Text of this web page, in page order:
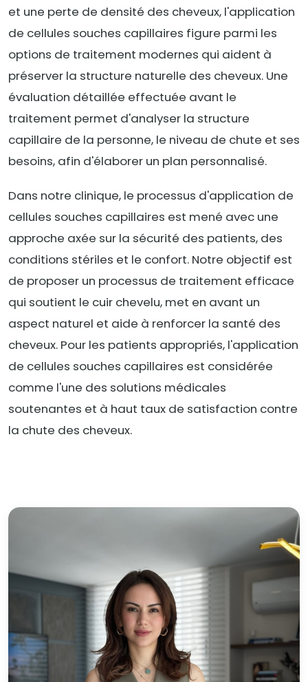
et une perte de densité des cheveux, l'application
de cellules souches capillaires figure parmi les
options de traitement modernes qui aident à
préserver la structure naturelle des cheveux. Une
évaluation détaillée effectuée avant le
traitement permet d'analyser la structure
capillaire de la personne, le niveau de chute et ses
besoins, afin d'élaborer un plan personnalisé.
Dans notre clinique, le processus d'application de
cellules souches capillaires est mené avec une
approche axée sur la sécurité des patients, des
conditions stériles et le confort. Notre objectif est
de proposer un processus de traitement efficace
qui soutient le cuir chevelu, met en avant un
aspect naturel et aide à renforcer la santé des
cheveux. Pour les patients appropriés, l'application
de cellules souches capillaires est considérée
comme l'une des solutions médicales
soutenantes et à haut taux de satisfaction contre
la chute des cheveux.